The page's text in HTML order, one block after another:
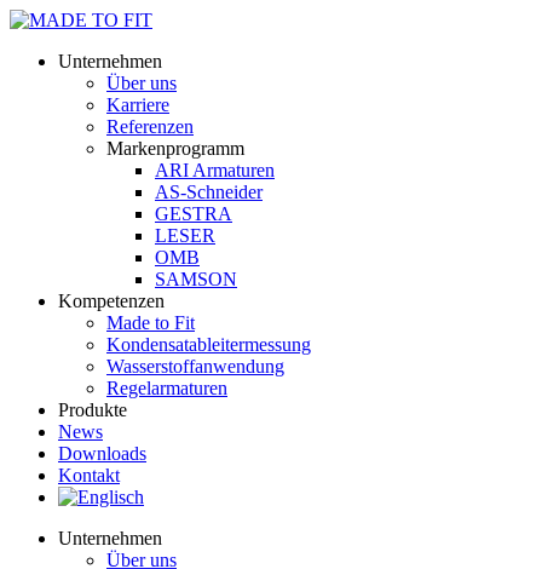
Unternehmen
Über uns
Karriere
Referenzen
Markenprogramm
ARI Armaturen
AS-Schneider
GESTRA
LESER
OMB
SAMSON
Kompetenzen
Made to Fit
Kondensat­ableiter­messung
Wasserstoff­anwendung
Regel­arma­turen
Produkte
News
Downloads
Kontakt
Unternehmen
Über uns